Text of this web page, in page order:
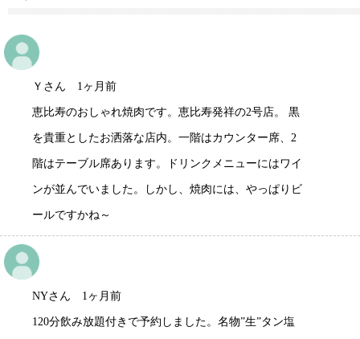
Ｙさん 1ヶ月前
恵比寿のおしゃれ焼肉です。恵比寿発祥の2号店。 黒
を貴重としたお洒落な店内。一階はカウンター席、2
階はテーブル席あります。ドリンクメニューにはワイ
ンが並んでいました。しかし、焼肉には、やっぱりビ
ールですかね～
NYさん 1ヶ月前
120分飲み放題付きで予約しました。名物”生”タン塩